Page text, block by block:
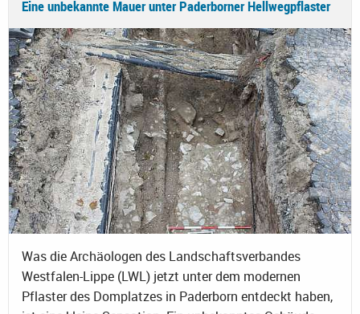
Eine unbekannte Mauer unter Paderborner Hellwegpflaster
Was die Archäologen des Landschaftsverbandes
Westfalen-Lippe (LWL) jetzt unter dem modernen
Pflaster des Domplatzes in Paderborn entdeckt haben,